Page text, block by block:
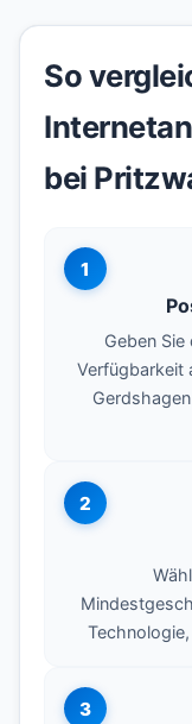
So
bei
1
Geben
Verfügbarkeit
2
3